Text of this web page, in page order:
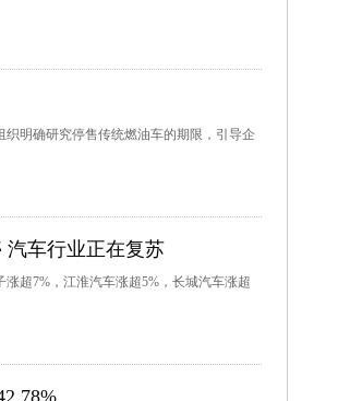
明确研究停售传统燃油车的期限，引导企
汽车行业正在复苏
超7%，江淮汽车涨超5%，长城汽车涨超